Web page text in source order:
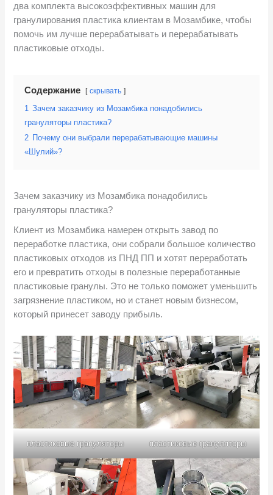
два комплекта высокоэффективных машин для
гранулирования пластика клиентам в Мозамбике, чтобы
помочь им лучше перерабатывать и перерабатывать
пластиковые отходы.
Содержание скрывать
1
Зачем заказчику из Мозамбика понадобились
грануляторы пластика?
2 Почему они выбрали перерабатывающие машины
«Шулий»?
Зачем заказчику из Мозамбика понадобились
грануляторы пластика?
Клиент из Мозамбика намерен открыть завод по
переработке пластика, они собрали большое количество
пластиковых отходов из ПНД ПП и хотят переработать
его и превратить отходы в полезные переработанные
пластиковые гранулы. Это не только поможет уменьшить
загрязнение пластиком, но и станет новым бизнесом,
который принесет заводу прибыль.
пластиковые грануляторы пластиковые грануляторы